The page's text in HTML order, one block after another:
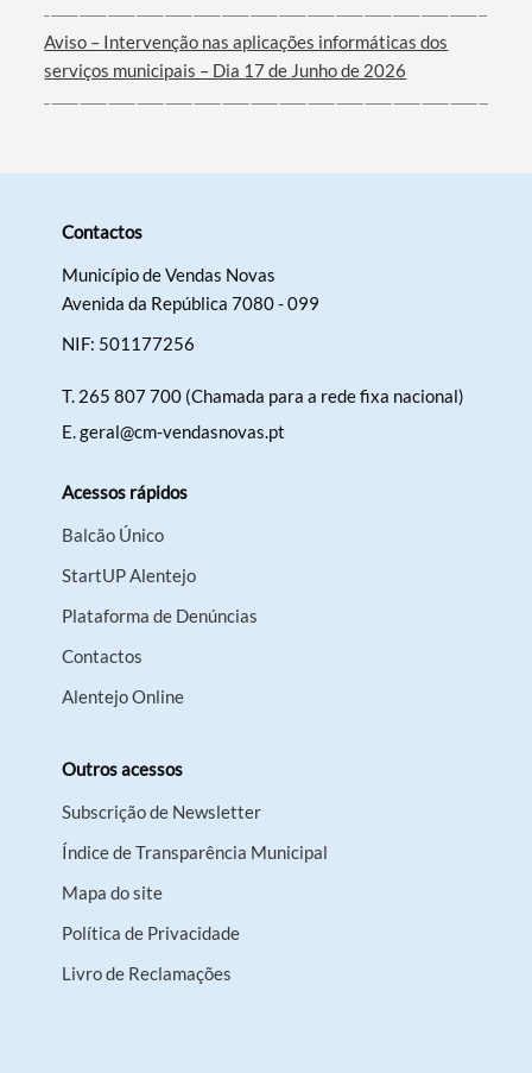
Aviso – Intervenção nas aplicações informáticas dos
serviços municipais – Dia 17 de Junho de 2026
Contactos
Município de Vendas Novas
Avenida da República 7080 - 099
NIF: 501177256
T. 265 807 700 (Chamada para a rede fixa nacional)
E.geral@cm-vendasnovas.pt
Acessos rápidos
Balcão Único
StartUP Alentejo
Plataforma de Denúncias
Contactos
Alentejo Online
Outros acessos
Subscrição de Newsletter
Índice de Transparência Municipal
Mapa do site
Política de Privacidade
Livro de Reclamações